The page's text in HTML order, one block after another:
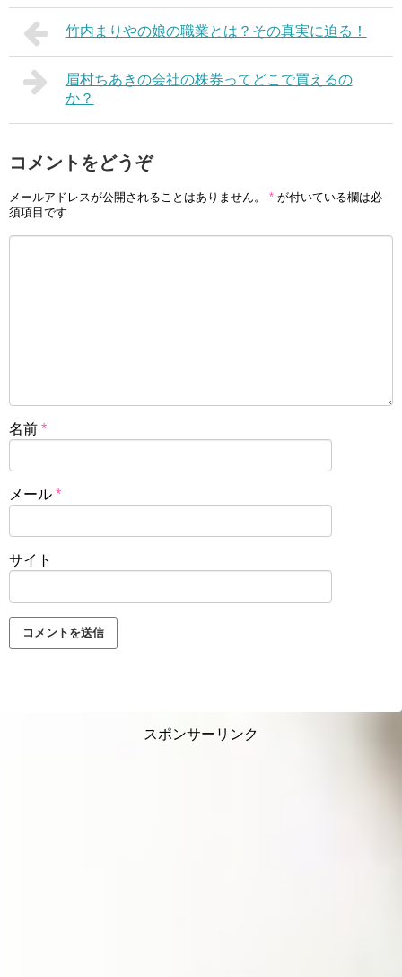
竹内まりやの娘の職業とは？その真実に迫る！
眉村ちあきの会社の株券ってどこで買えるの
か？
コメントをどうぞ
メールアドレスが公開されることはありません。 * が付いている欄は必
須項目です
名前 *
メール *
サイト
スポンサーリンク